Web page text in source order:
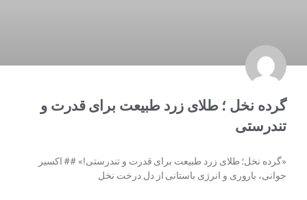
گرده نخل ؛ طلای زرد طبیعت برای قدرت و
تندرستی
«گرده نخل؛ طلای زرد طبیعت برای قدرت و تندرستی!» ## اکسیر
جوانی، باروری و انرژی باستانی از دل درخت نخل